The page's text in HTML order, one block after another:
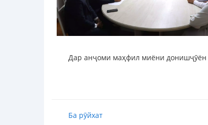
Дар анҷоми маҳфил миёни донишҷӯён
Ба рӯйхат